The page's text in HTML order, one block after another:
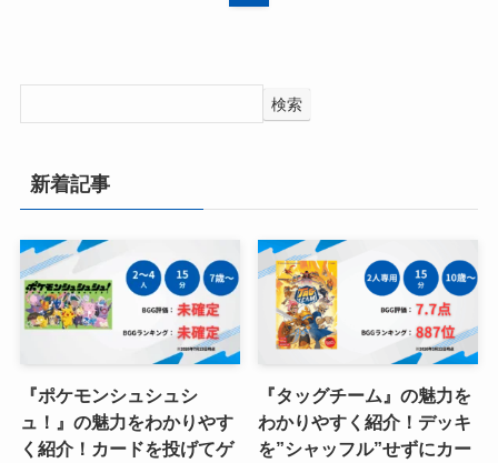
検索
新着記事
『ポケモンシュシュシ
ュ！』の魅力をわかりやす
く紹介！カードを投げてゲ
『タッグチーム』の魅力を
わかりやすく紹介！デッキ
を”シャッフル”せずにカー